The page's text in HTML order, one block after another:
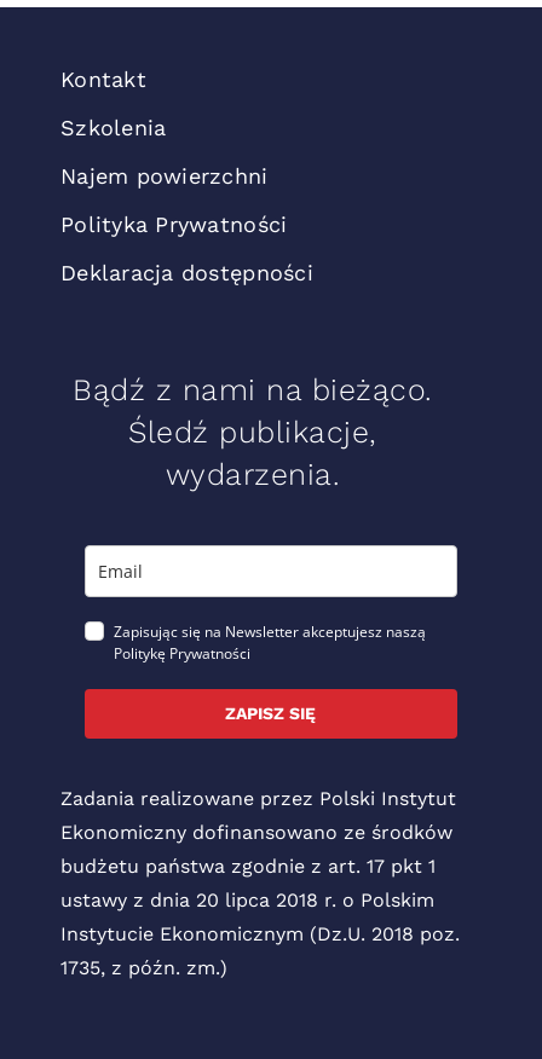
Kontakt
Szkolenia
Najem powierzchni
Polityka Prywatności
Deklaracja dostępności
Bądź z nami na bieżąco.
Śledź publikacje,
wydarzenia.
Zapisując się na Newsletter akceptujesz naszą
Politykę Prywatności
ZAPISZ SIĘ
Zadania realizowane przez Polski Instytut
Ekonomiczny dofinansowano ze środków
budżetu państwa zgodnie z art. 17 pkt 1
ustawy z dnia 20 lipca 2018 r. o Polskim
Instytucie Ekonomicznym (Dz.U. 2018 poz.
1735, z późn. zm.)